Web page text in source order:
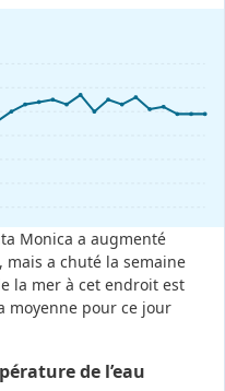
Monica a augmenté
a chuté la semaine
la mer à cet endroit est
moyenne pour ce jour
de l’eau